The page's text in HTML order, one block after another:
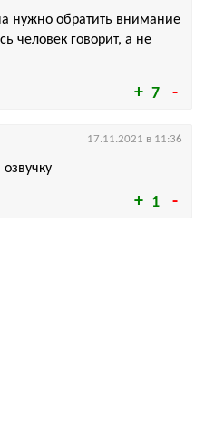
7
нужно обратить внимание
человек говорит, а не
1
17.11.2021 в 11:36